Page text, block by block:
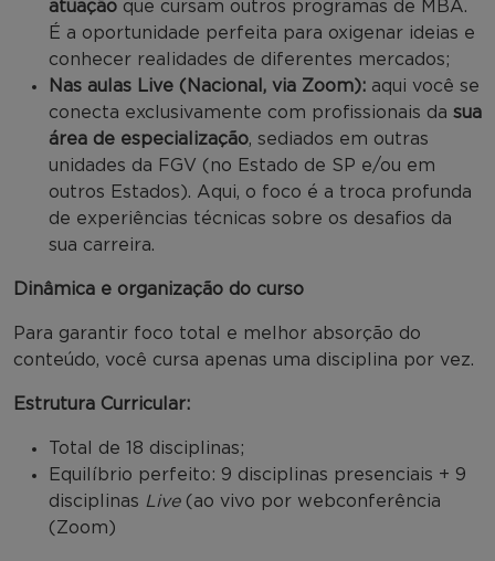
atuação que cursam outros programas de MBA.
É a oportunidade perfeita para oxigenar ideias e
conhecer realidades de diferentes mercados;
Nas aulas Live (Nacional, via Zoom): aqui você se
conecta exclusivamente com profissionais da sua
área de especialização, sediados em outras
unidades da FGV (no Estado de SP e/ou em
outros Estados). Aqui, o foco é a troca profunda
de experiências técnicas sobre os desafios da
sua carreira.
Dinâmica e organização do curso
Para garantir foco total e melhor absorção do
conteúdo, você cursa apenas uma disciplina por vez.
Estrutura Curricular:
Total de 18 disciplinas;
Equilíbrio perfeito: 9 disciplinas presenciais + 9
disciplinas Live(ao vivo por webconferência
(Zoom)